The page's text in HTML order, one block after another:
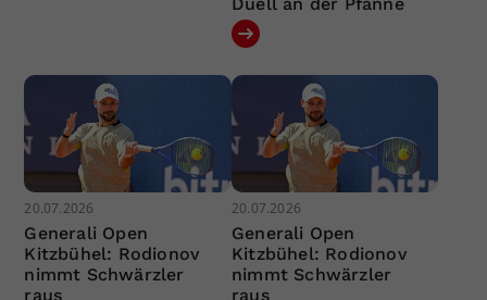
20.07.2026
Generali Open
Kitzbühel: Rodionov
nimmt Schwärzler
raus
20.07.2026
Generali Open
Kitzbühel: Rodionov
nimmt Schwärzler
raus